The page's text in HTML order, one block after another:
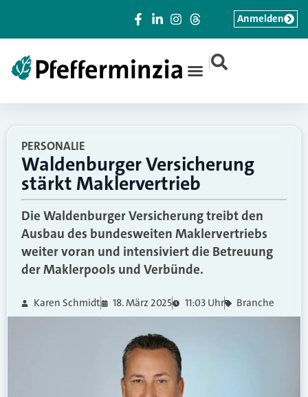
|
Anmelden
PERSONALIE
Waldenburger Versicherung
stärkt Maklervertrieb
Die Waldenburger Versicherung treibt den
Ausbau des bundesweiten Maklervertriebs
weiter voran und intensiviert die Betreuung
der Maklerpools und Verbünde.
Karen Schmidt 18. März 2025 11:03 Uhr Branche